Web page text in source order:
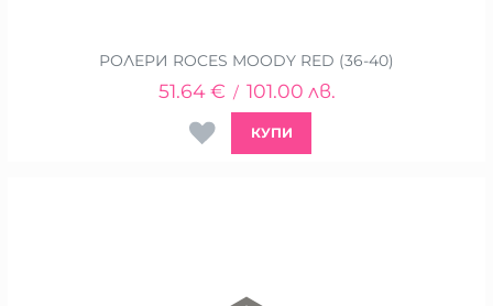
РОЛЕРИ ROCES MOODY RED (36-40)
51.64 € / 101.00 лв.
КУПИ